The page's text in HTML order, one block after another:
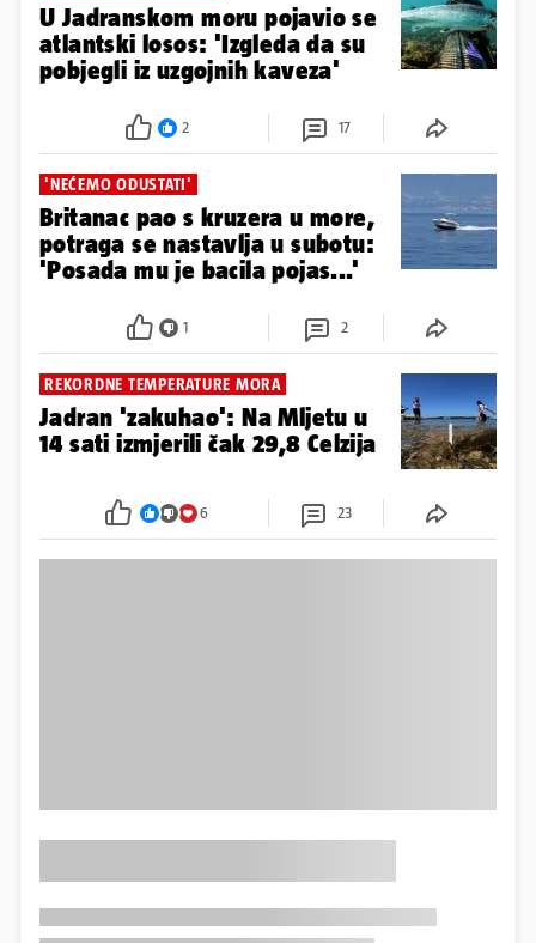
U Jadranskom moru pojavio se
atlantski losos: 'Izgleda da su
pobjegli iz uzgojnih kaveza'
2 17
'NEĆEMO ODUSTATI'
Britanac pao s kruzera u more,
potraga se nastavlja u subotu:
'Posada mu je bacila pojas...'
1 2
REKORDNE TEMPERATURE MORA
Jadran 'zakuhao': Na Mljetu u
14 sati izmjerili čak 29,8 Celzija
6 23